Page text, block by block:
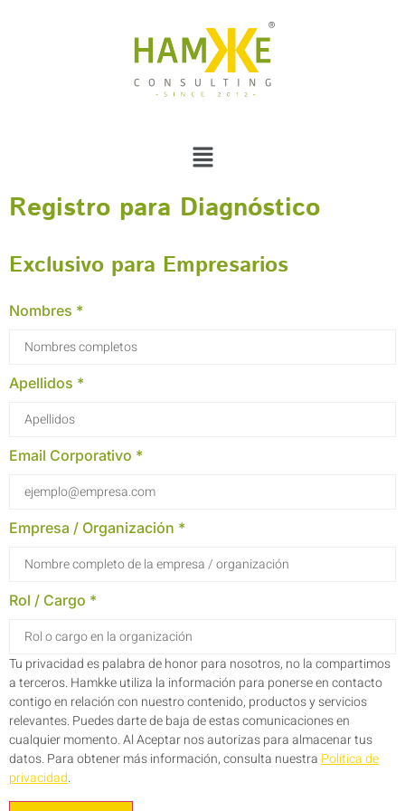
Registro para Diagnóstico
Exclusivo para Empresarios
Nombres *
Apellidos *
Email Corporativo *
Empresa / Organización *
Rol / Cargo *
Tu privacidad es palabra de honor para nosotros, no la compartimos
a terceros. Hamkke utiliza la información para ponerse en contacto
contigo en relación con nuestro contenido, productos y servicios
relevantes. Puedes darte de baja de estas comunicaciones en
cualquier momento. Al Aceptar nos autorizas para almacenar tus
datos. Para obtener más información, consulta nuestraPolítica de
privacidad.